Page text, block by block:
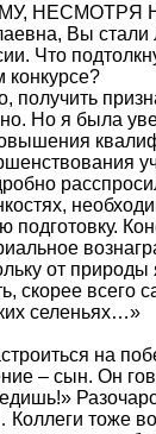
НЕСМОТРЯ
Вы стали
Что
конкурсе?
получить
Но я была
подготовку.
от
скорее всего
селеньях…»
на
– сын. Он
Коллеги тоже